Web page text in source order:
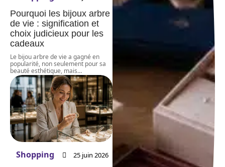
Pourquoi les bijoux arbre
de vie : signification et
choix judicieux pour les
cadeaux
Le bijou arbre de vie a gagné en
popularité, non seulement pour sa
beauté esthétique, mais…
Shopping 25 juin 2026